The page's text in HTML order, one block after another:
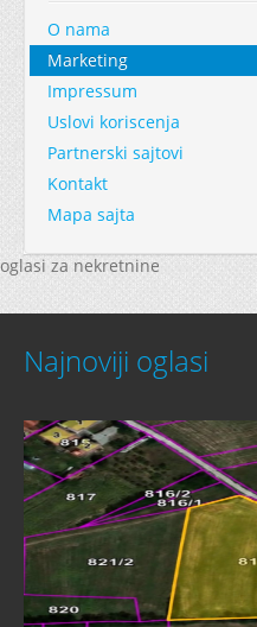
O nama
Marketing
Impressum
Uslovi koriscenja
Partnerski sajtovi
Kontakt
Mapa sajta
oglasi za nekretnine
Najnoviji oglasi